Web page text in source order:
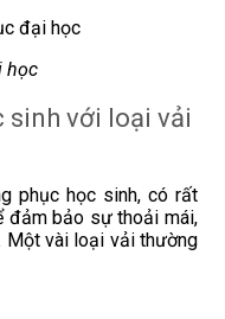
học
sinh với loại vải
phục học sinh, có rất
đảm bảo sự thoải mái,
Một vài loại vải thường